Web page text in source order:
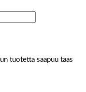
tuotetta saapuu taas